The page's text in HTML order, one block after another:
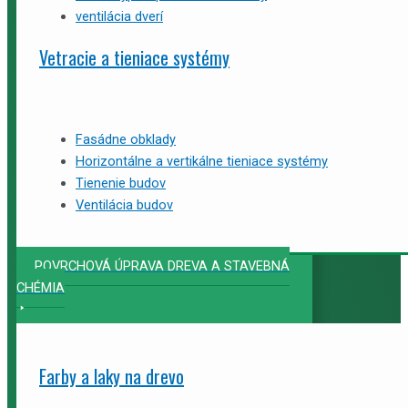
ventilácia dverí
Vetracie a tieniace systémy
Fasádne obklady
Horizontálne a vertikálne tieniace systémy
Tienenie budov
Ventilácia budov
POVRCHOVÁ ÚPRAVA DREVA A STAVEBNÁ
CHÉMIA
Farby a laky na drevo